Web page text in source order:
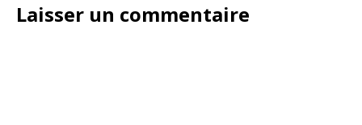
Laisser un commentaire